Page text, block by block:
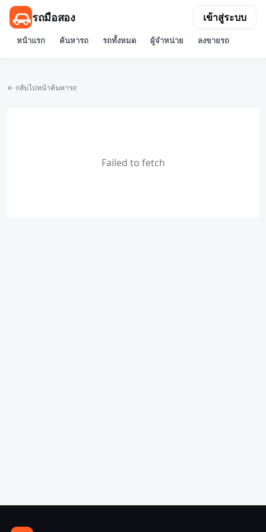
รถมือสอง
หน้าแรก ค้นหารถ รถทั้งหมด ผู้จำหน่าย ลงขายรถ
เข้าสู่ระบบ
← กลับไปหน้าค้นหารถ
Failed to fetch